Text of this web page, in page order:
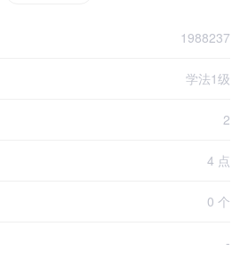
1988237
学法1级
2
4 点
0 个
-